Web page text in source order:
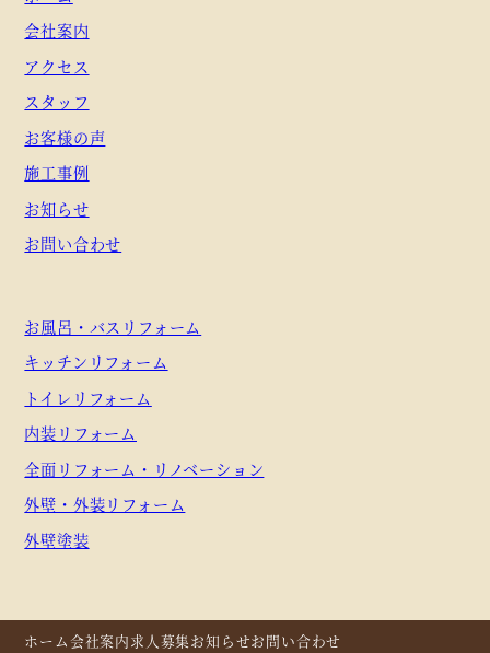
会社案内
アクセス
スタッフ
お客様の声
施工事例
お知らせ
お問い合わせ
お風呂・バスリフォーム
キッチンリフォーム
トイレリフォーム
内装リフォーム
全面リフォーム・リノベーション
外壁・外装リフォーム
外壁塗装
ホーム会社案内求人募集お知らせお問い合わせ